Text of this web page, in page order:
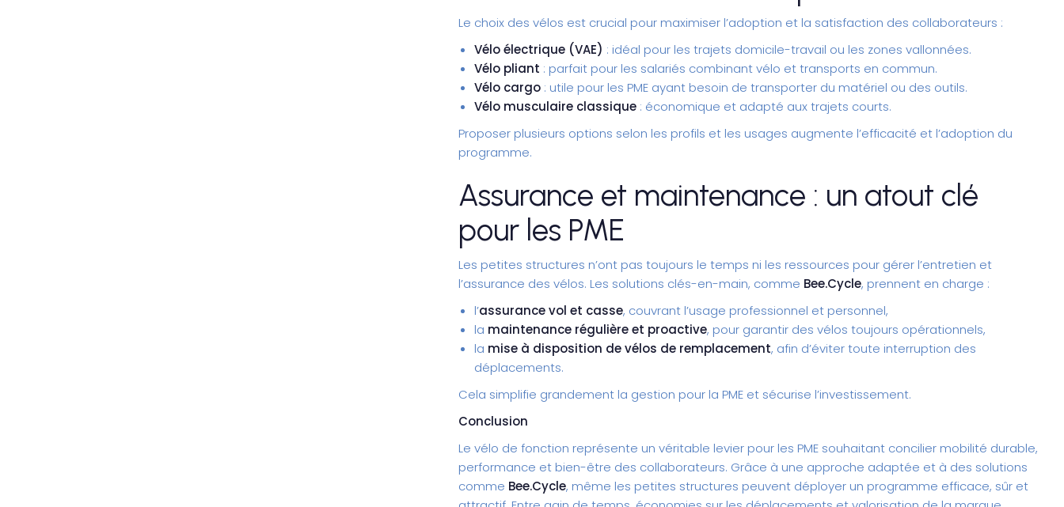
Le choix des vélos est crucial pour maximiser l’adoption et la satisfaction des collaborateurs :
Vélo électrique (VAE) : idéal pour les trajets domicile-travail ou les zones vallonnées.
Vélo pliant : parfait pour les salariés combinant vélo et transports en commun.
Vélo cargo : utile pour les PME ayant besoin de transporter du matériel ou des outils.
Vélo musculaire classique : économique et adapté aux trajets courts.
Proposer plusieurs options selon les profils et les usages augmente l’efficacité et l’adoption du
programme.
Assurance et maintenance : un atout clé
pour les PME
Les petites structures n’ont pas toujours le temps ni les ressources pour gérer l’entretien et
l’assurance des vélos. Les solutions clés-en-main, comme Bee.Cycle, prennent en charge :
l’assurance vol et casse, couvrant l’usage professionnel et personnel,
la maintenance régulière et proactive, pour garantir des vélos toujours opérationnels,
la mise à disposition de vélos de remplacement, afin d’éviter toute interruption des
déplacements.
Cela simplifie grandement la gestion pour la PME et sécurise l’investissement.
Conclusion
Le vélo de fonction représente un véritable levier pour les PME souhaitant concilier mobilité durable,
performance et bien-être des collaborateurs. Grâce à une approche adaptée et à des solutions
comme Bee.Cycle, même les petites structures peuvent déployer un programme efficace, sûr et